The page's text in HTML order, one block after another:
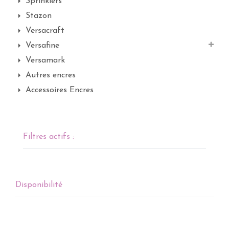
Stazon
Versacraft
Versafine
Versamark
Autres encres
Accessoires Encres
Filtres actifs :
Disponibilité